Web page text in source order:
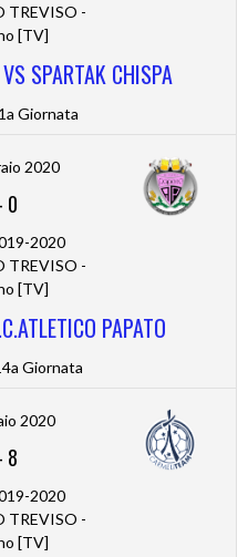
TREVISO -
[TV]
SPARTAK CHISPA
1a Giornata
2020
0
2020
TREVISO -
[TV]
PAPATO
Giornata
2020
8
2020
TREVISO -
[TV]